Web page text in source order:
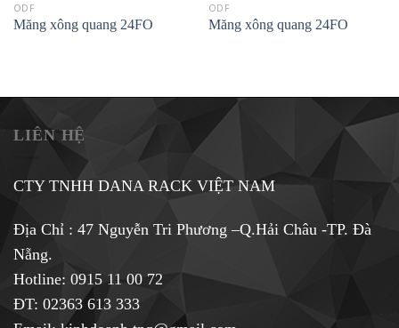
ODF
Măng xông quang 24FO
ODF
Măng xông quang 24FO
LIÊN HỆ
CTY TNHH DANA RACK VIỆT NAM
Địa Chỉ : 47 Nguyễn Tri Phương –Q.Hải Châu -TP. Đà
Nẵng.
Hotline: 0915 11 00 72
ĐT: 02363 613 333